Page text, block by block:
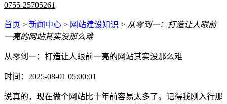
0755-25705261
首页 > 新闻中心 > 网站建设知识 > 从零到一：打造让人眼前
一亮的网站其实没那么难
从零到一：打造让人眼前一亮的网站其实没那么难
时间：2025-08-01 05:00:01
说真的，现在做个网站比十年前容易太多了。记得我刚入行那